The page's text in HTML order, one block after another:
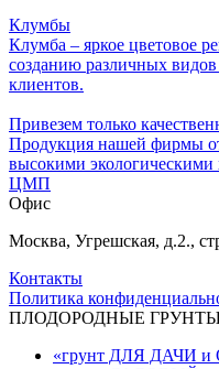
Клумбы
Клумба – яркое цветовое
созданию различных
клиентов.
Привезем только
Продукция нашей фирмы
высокими экологическими
ЦМП
Офис
Москва, Угрешская, д.2.,
Контакты
Политика
ПЛОДОРОДНЫЕ
«грунт ДЛЯ ДАЧИ